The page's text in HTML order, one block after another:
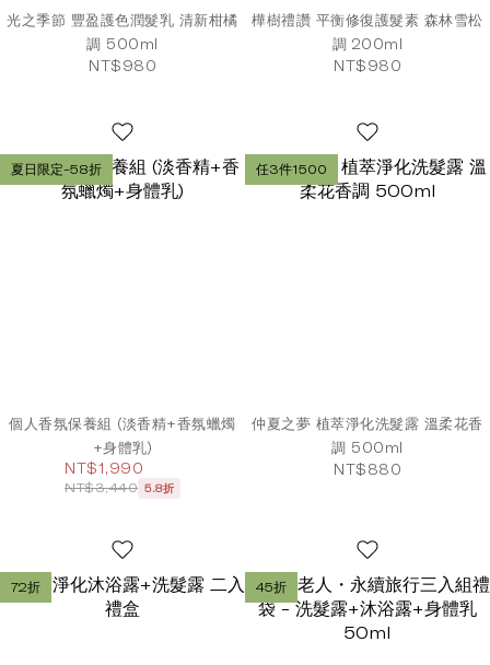
光之季節 豐盈護色潤髮乳 清新柑橘
調 500ml
NT$980
樺樹禮讚 平衡修復護髮素 森林雪松
調 200ml
NT$980
夏日限定-58折
個人香氛保養組 (淡香精+香氛蠟燭
+身體乳)
NT$1,990
NT$3,440 5.8折
任3件1500
仲夏之夢 植萃淨化洗髮露 溫柔花香
調 500ml
NT$880
72折 45折